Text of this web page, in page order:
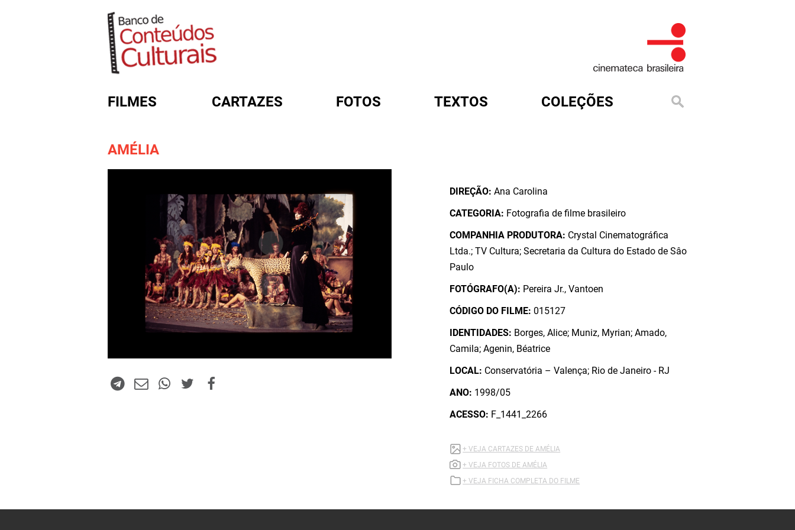
FILMES CARTAZES FOTOS TEXTOS COLEÇÕES
AMÉLIA
DIREÇÃO:Ana Carolina
CATEGORIA: Fotografia de filme brasileiro
COMPANHIA PRODUTORA: Crystal Cinematográfica
Ltda.; TV Cultura; Secretaria da Cultura do Estado de Sâo
Paulo
FOTÓGRAFO(A): Pereira Jr., Vantoen
CÓDIGO DO FILME:015127
IDENTIDADES: Borges, Alice; Muniz, Myrian; Amado,
Camila; Agenin, Béatrice
LOCAL: Conservatória – Valença; Rio de Janeiro - RJ
ANO: 1998/05
ACESSO: F_1441_2266
+ VEJA CARTAZES DE AMÉLIA
+ VEJA FOTOS DE AMÉLIA
+ VEJA FICHA COMPLETA DO FILME